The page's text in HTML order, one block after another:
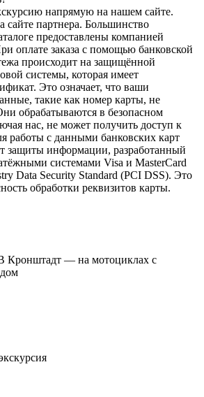
напрямую на нашем сайте.
сайте партнера. Большинство
предоставлены компанией
оплате заказа с помощью банковской
происходит на защищённой
системы, которая имеет
Это означает, что ваши
такие как номер карты, не
обрабатываются в безопасном
нас, не может получить доступ к
работы с данными банковских карт
защиты информации, разработанный
системами Visa и MasterCard
Data Security Standard (PCI DSS). Это
обработки реквизитов карты.